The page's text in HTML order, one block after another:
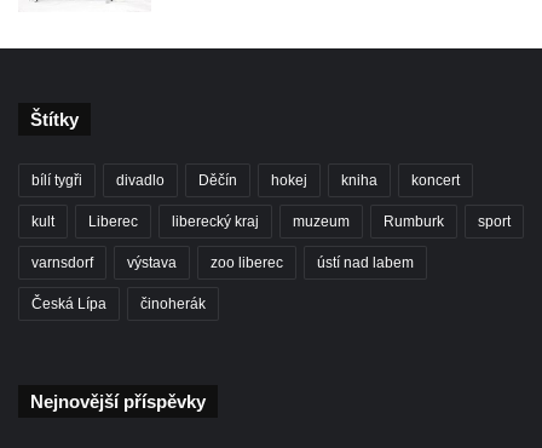
Štítky
bílí tygři divadlo Děčín hokej kniha koncert
kult Liberec liberecký kraj muzeum Rumburk sport
varnsdorf výstava zoo liberec ústí nad labem
Česká Lípa činoherák
Nejnovější příspěvky